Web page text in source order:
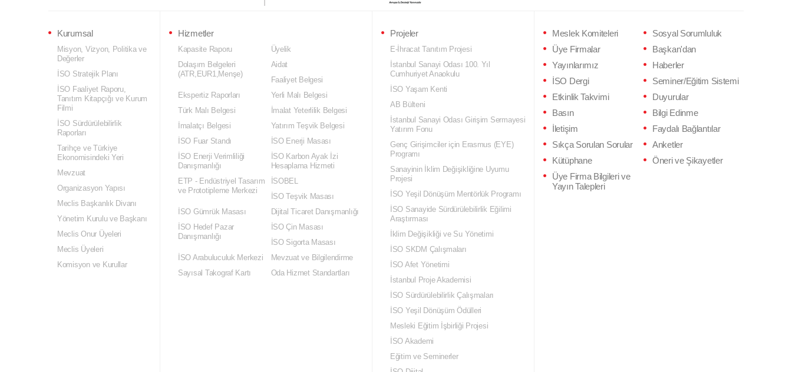
Kurumsal
Misyon, Vizyon, Politika ve
Değerler
İSO Stratejik Planı
İSO Faaliyet Raporu,
Tanıtım Kitapçığı ve Kurum
Filmi
İSO Sürdürülebilirlik
Raporları
Tarihçe ve Türkiye
Ekonomisindeki Yeri
Mevzuat
Organizasyon Yapısı
Meclis Başkanlık Divanı
Yönetim Kurulu ve Başkanı
Meclis Onur Üyeleri
Meclis Üyeleri
Komisyon ve Kurullar
Hizmetler
Kapasite Raporu
Üyelik
Dolaşım Belgeleri
(ATR,EUR1,Menşe)
Aidat
Faaliyet Belgesi
Ekspertiz Raporları
Yerli Malı Belgesi
Türk Malı Belgesi
İmalat Yeterlilik Belgesi
İmalatçı Belgesi
Yatırım Teşvik Belgesi
İSO Fuar Standı
İSO Enerji Masası
İSO Enerji Verimliliği
Danışmanlığı
İSO Karbon Ayak İzi
Hesaplama Hizmeti
ETP - Endüstriyel Tasarım
ve Prototipleme Merkezi
İSOBEL
İSO Teşvik Masası
İSO Gümrük Masası
Dijital Ticaret Danışmanlığı
İSO Hedef Pazar
Danışmanlığı
İSO Çin Masası
İSO Sigorta Masası
İSO Arabuluculuk Merkezi
Mevzuat ve Bilgilendirme
Sayısal Takograf Kartı
Oda Hizmet Standartları
Projeler
E-İhracat Tanıtım Projesi
İstanbul Sanayi Odası 100. Yıl
Cumhuriyet Anaokulu
İSO Yaşam Kenti
AB Bülteni
İstanbul Sanayi Odası Girişim Sermayesi
Yatırım Fonu
Genç Girişimciler için Erasmus (EYE)
Programı
Sanayinin İklim Değişikliğine Uyumu
Projesi
İSO Yeşil Dönüşüm Mentörlük Programı
İSO Sanayide Sürdürülebilirlik Eğilimi
Araştırması
İklim Değişikliği ve Su Yönetimi
İSO SKDM Çalışmaları
İSO Afet Yönetimi
İstanbul Proje Akademisi
İSO Sürdürülebilirlik Çalışmaları
İSO Yeşil Dönüşüm Ödülleri
Mesleki Eğitim İşbirliği Projesi
İSO Akademi
Eğitim ve Seminerler
Meslek Komiteleri
Sosyal Sorumluluk
Üye Firmalar
Başkan'dan
Yayınlarımız
Haberler
İSO Dergi
Seminer/Eğitim Sistemi
Etkinlik Takvimi
Duyurular
Basın
Bilgi Edinme
İletişim
Faydalı Bağlantılar
Sıkça Sorulan Sorular
Anketler
Kütüphane
Öneri ve Şikayetler
Üye Firma Bilgileri ve
Yayın Talepleri